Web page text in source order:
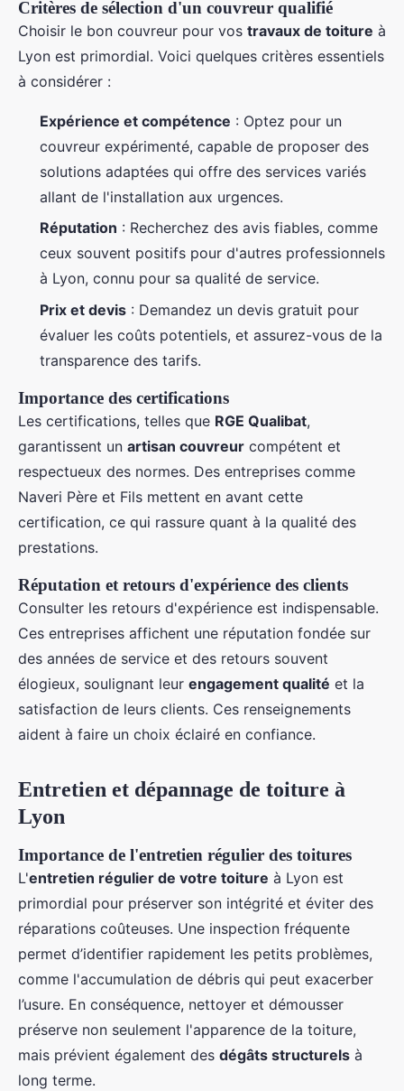
Critères de sélection d'un couvreur qualifié
Choisir le bon couvreur pour vos travaux de toiture à
Lyon est primordial. Voici quelques critères essentiels
à considérer :
Expérience et compétence : Optez pour un
couvreur expérimenté, capable de proposer des
solutions adaptées qui offre des services variés
allant de l'installation aux urgences.
Réputation : Recherchez des avis fiables, comme
ceux souvent positifs pour d'autres professionnels
à Lyon, connu pour sa qualité de service.
Prix et devis : Demandez un devis gratuit pour
évaluer les coûts potentiels, et assurez-vous de la
transparence des tarifs.
Importance des certifications
Les certifications, telles que RGE Qualibat,
garantissent un artisan couvreur compétent et
respectueux des normes. Des entreprises comme
Naveri Père et Fils mettent en avant cette
certification, ce qui rassure quant à la qualité des
prestations.
Réputation et retours d'expérience des clients
Consulter les retours d'expérience est indispensable.
Ces entreprises affichent une réputation fondée sur
des années de service et des retours souvent
élogieux, soulignant leur engagement qualité et la
satisfaction de leurs clients. Ces renseignements
aident à faire un choix éclairé en confiance.
Entretien et dépannage de toiture à
Lyon
Importance de l'entretien régulier des toitures
L'entretien régulier de votre toiture à Lyon est
primordial pour préserver son intégrité et éviter des
réparations coûteuses. Une inspection fréquente
permet d’identifier rapidement les petits problèmes,
comme l'accumulation de débris qui peut exacerber
l’usure. En conséquence, nettoyer et démousser
préserve non seulement l'apparence de la toiture,
mais prévient également des dégâts structurels à
long terme.